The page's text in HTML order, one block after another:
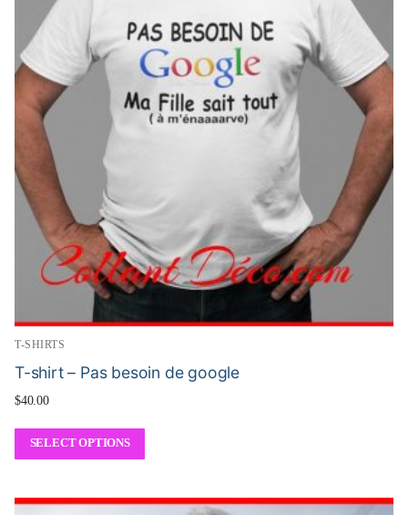
T-SHIRTS
T-shirt – Pas besoin de google
$40.00
SELECT OPTIONS